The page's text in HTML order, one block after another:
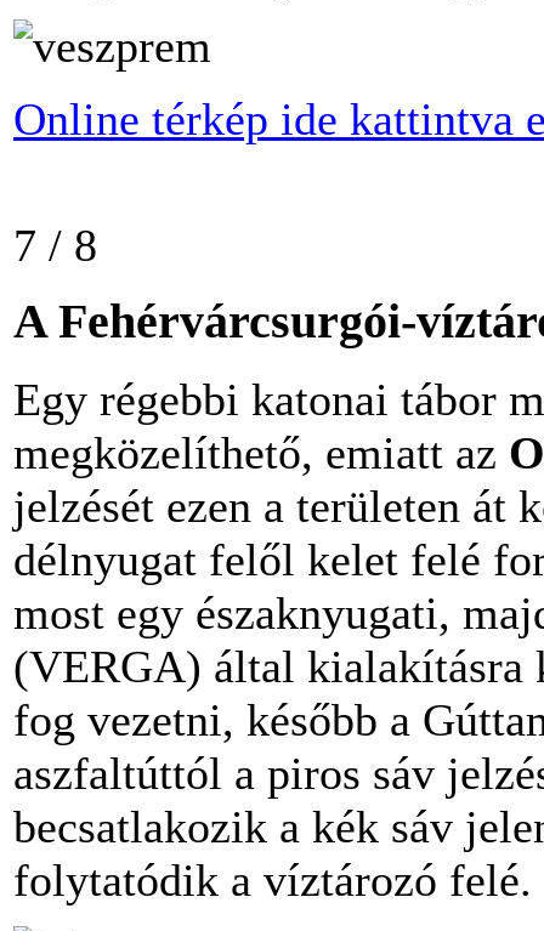
Online térkép ide kattintva
7 / 8
A Fehérvárcsurgói-
Egy régebbi katonai tábor
megközelíthető, emiatt az
jelzését ezen a területen át
délnyugat felől kelet felé
most egy északnyugati,
(VERGA) által kialakításra
fog vezetni, később a
aszfaltúttól a piros sáv
becsatlakozik a kék sáv
folytatódik a víztározó felé.